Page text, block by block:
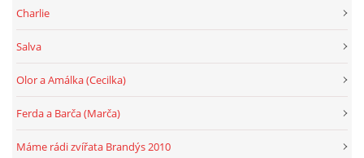
Charlie
Salva
Olor a Amálka (Cecilka)
Ferda a Barča (Marča)
Máme rádi zvířata Brandýs 2010